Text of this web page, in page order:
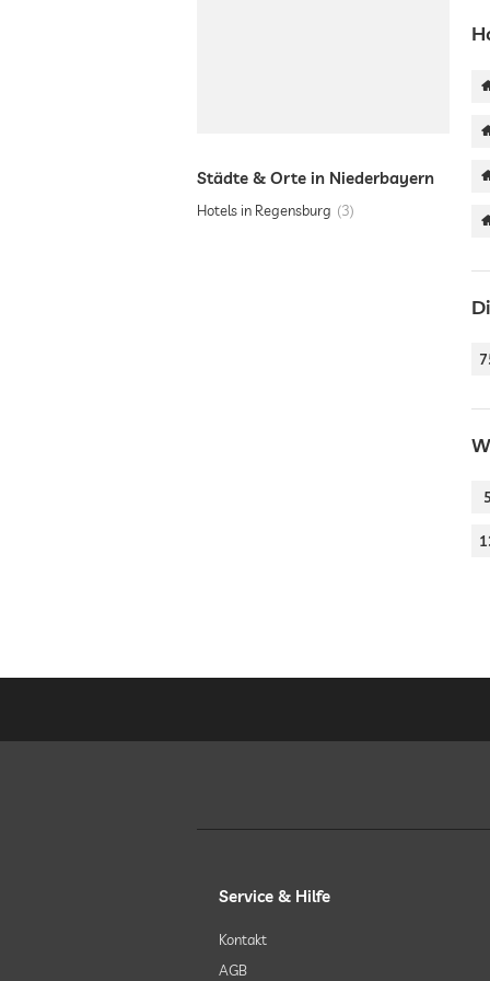
Städte & Orte in Niederbayern
Hotels in Regensburg 3
Service & Hilfe
Kontakt
AGB